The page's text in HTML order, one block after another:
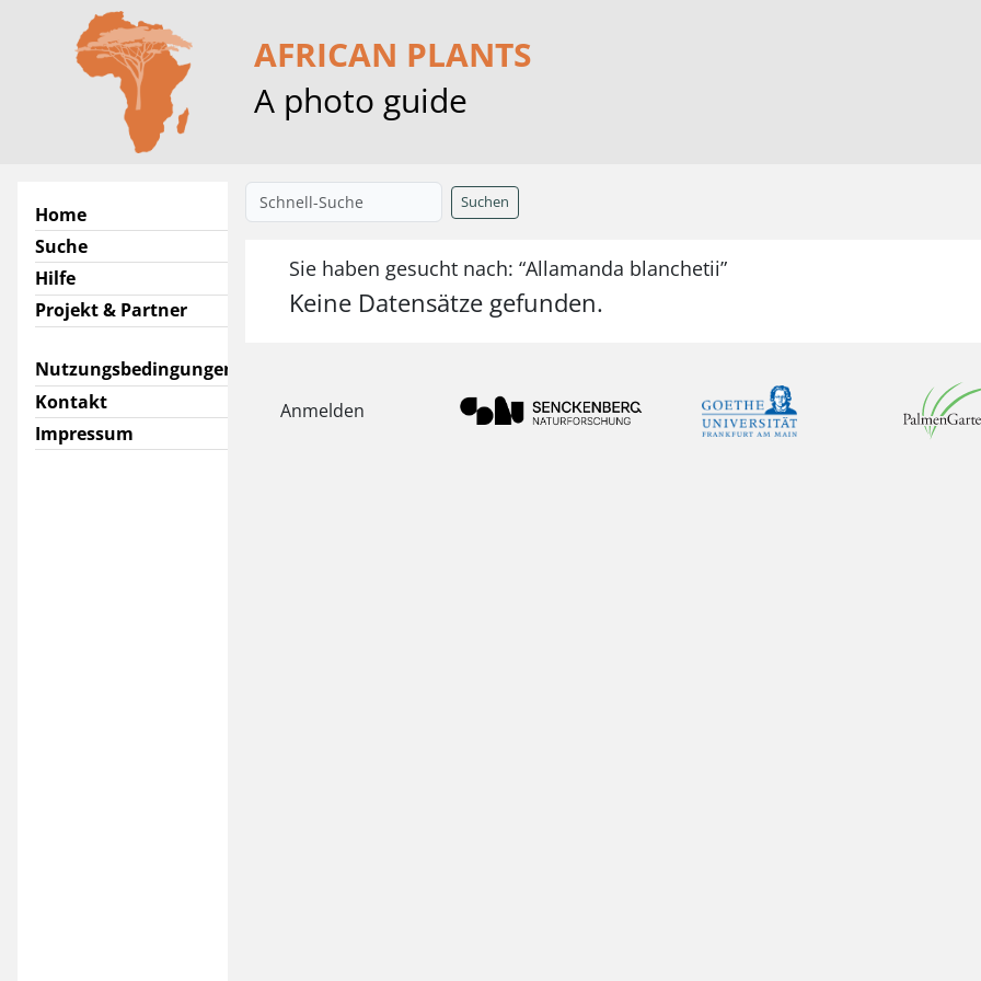
AFRICAN PLANTS
A photo guide
Home
Suche
Hilfe
Projekt & Partner
Nutzungsbedingungen
Kontakt
Impressum
Suchen
Sie haben gesucht nach: “Allamanda blanchetii”
Keine Datensätze gefunden.
Anmelden